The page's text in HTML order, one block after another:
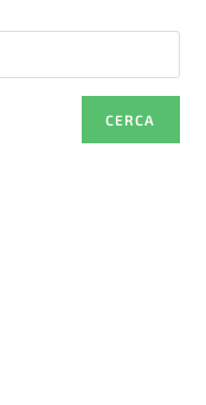
CERCA